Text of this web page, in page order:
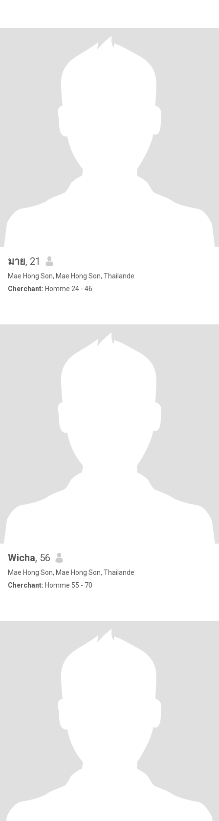
มาย, 21
Mae Hong Son, Mae Hong Son, Thailande
Cherchant: Homme 24 - 46
Wicha, 56
Mae Hong Son, Mae Hong Son, Thailande
Cherchant: Homme 55 - 70